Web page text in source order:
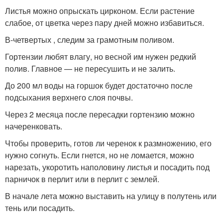
Листья можно опрыскать цирконом. Если растение
слабое, от цветка через пару дней можно избавиться.
В-четвертых , следим за грамотным поливом.
Гортензии любят влагу, но весной им нужен редкий
полив. Главное — не пересушить и не залить.
До 200 мл воды на горшок будет достаточно после
подсыхания верхнего слоя почвы.
Через 2 месяца после пересадки гортензию можно
начеренковать.
Чтобы проверить, готов ли черенок к размножению, его
нужно согнуть. Если гнется, но не ломается, можно
нарезать, укоротить наполовину листья и посадить под
парничок в перлит или в перлит с землей.
В начале лета можно выставить на улицу в полутень или
тень или посадить.